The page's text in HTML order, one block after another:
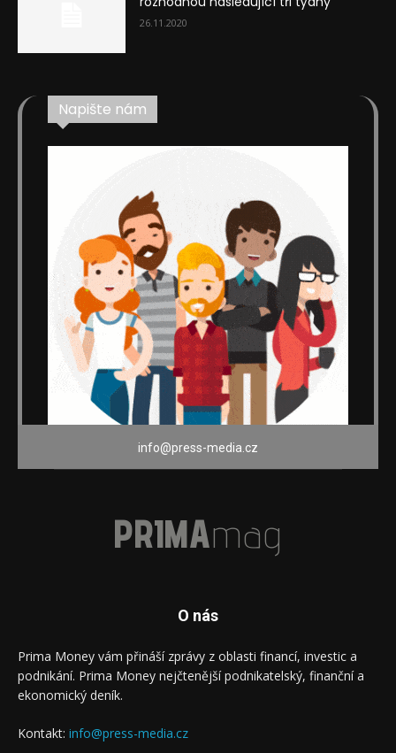
26.11.2020
Napište nám
info@press-media.cz
PRIMAmag
O nás
Prima Money vám přináší zprávy z oblasti financí, investic a
podnikání. Prima Money nejčtenější podnikatelský, finanční a
ekonomický deník.
Kontakt: info@press-media.cz